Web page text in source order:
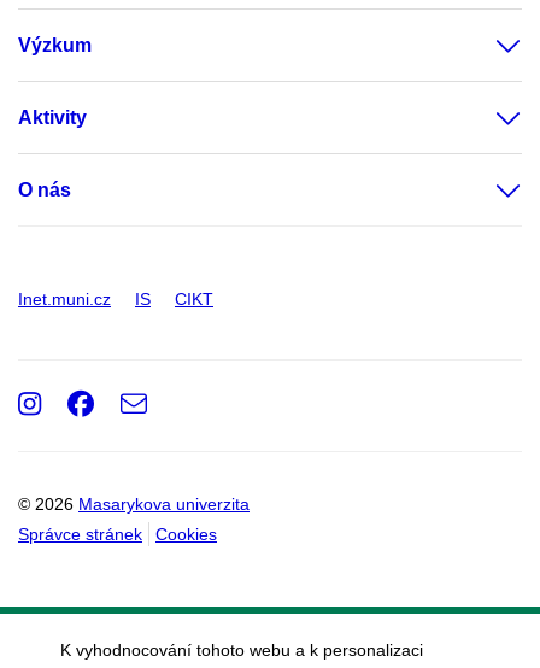
Výzkum
Aktivity
O nás
Inet.muni.cz IS CIKT
© 2026 Masarykova univerzita
Správce stránek
Cookies
Instagram
Facebook
e-
K vyhodnocování tohoto webu a k personalizaci